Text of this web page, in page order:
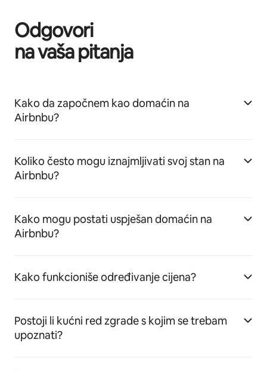
Odgovori
na vaša pitanja
Kako da započnem kao domaćin na
Airbnbu?
Koliko često mogu iznajmljivati svoj stan na
Airbnbu?
Kako mogu postati uspješan domaćin na
Airbnbu?
Kako funkcioniše određivanje cijena?
Postoji li kućni red zgrade s kojim se trebam
upoznati?